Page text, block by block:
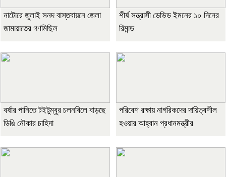
নাটোরে জুলাই সনদ বাস্তবায়নে জেলা
জামায়াতের গণমিছিল
শীর্ষ সন্ত্রাসী ডেভিড ইমনের ১০ দিনের
রিমান্ড
বর্ষার পানিতে টইটুম্বুর চলনবিলে বাড়ছে
ডিঙি নৌকার চাহিদা
পরিবেশ রক্ষায় নাগরিকদের দায়িত্বশীল
হওয়ার আহ্বান প্রধানমন্ত্রীর